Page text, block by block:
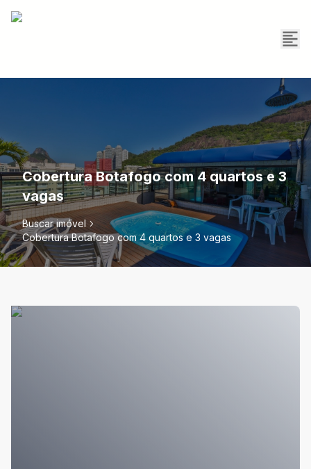
Cobertura Botafogo com 4 quartos e 3
vagas
Buscar imóvel
Cobertura Botafogo com 4 quartos e 3 vagas